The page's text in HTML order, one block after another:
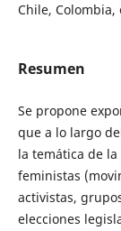
Chile, Colombia,
Resumen
Se propone
que a lo largo
la temática de
feministas
activistas,
elecciones